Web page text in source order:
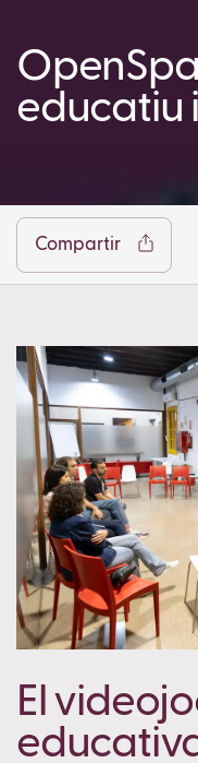
educatiu
Compartir
El